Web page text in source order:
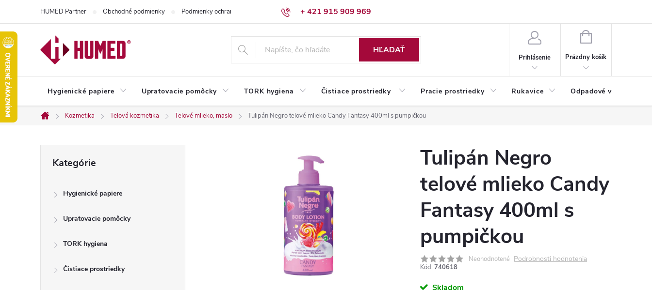
obsah
+ 421 915 909 969
HUMED Partner Obchodné podmienky Podmienky ochrany osobných údajov Reklamačný poriadok
HĽADAŤ
Prihlásenie
NÁKUPNÝ
Prázdny košík
Hygienické papiere Upratovacie pomôcky TORK hygiena Čistiace prostriedky Pracie prostriedky Rukavice Odpadové vrecia
Domov
Kozmetika Telová kozmetika Telové mlieko, maslo Tulipán Negro telové mlieko Candy Fantasy 400ml s pumpičkou
kategórie
Kategórie
Hygienické papiere
Upratovacie pomôcky
TORK hygiena
Čistiace prostriedky
Tulipán Negro
telové mlieko Candy
Fantasy 400ml s
pumpičkou
Neohodnotené Podrobnosti hodnotenia
Kód: 740618
Skladom